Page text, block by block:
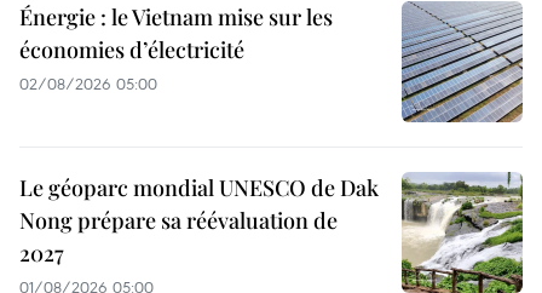
Énergie : le Vietnam mise sur les
économies d’électricité
02/08/2026 05:00
Le géoparc mondial UNESCO de Dak
Nong prépare sa réévaluation de
2027
01/08/2026 05:00